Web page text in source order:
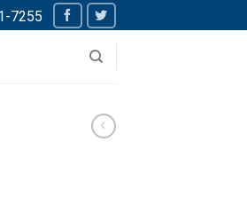
7255